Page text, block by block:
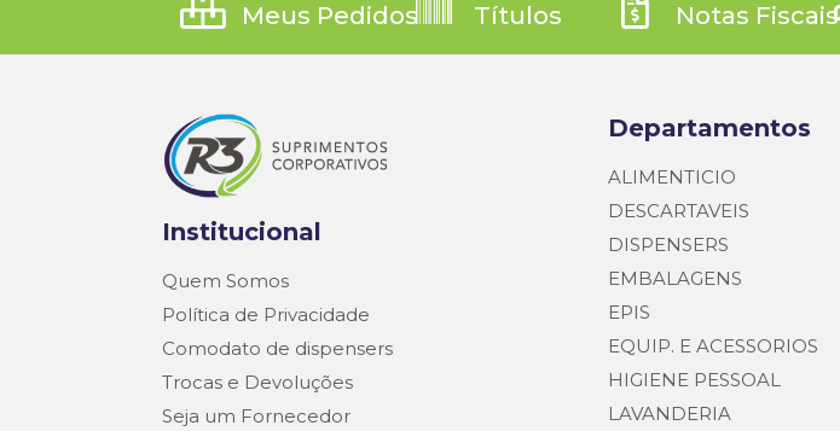
Meus Pedidos Títulos Notas Fiscais
Institucional
Quem Somos
Política de Privacidade
Comodato de dispensers
Trocas e Devoluções
Seja um Fornecedor
Departamentos
ALIMENTICIO
DESCARTAVEIS
DISPENSERS
EMBALAGENS
EPIS
EQUIP. E ACESSORIOS
HIGIENE PESSOAL
LAVANDERIA